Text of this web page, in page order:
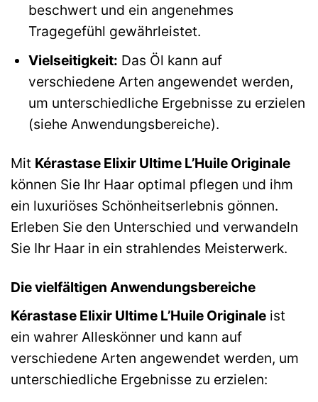
beschwert und ein angenehmes
Tragegefühl gewährleistet.
Vielseitigkeit: Das Öl kann auf
verschiedene Arten angewendet werden,
um unterschiedliche Ergebnisse zu erzielen
(siehe Anwendungsbereiche).
Mit Kérastase Elixir Ultime L’Huile Originale
können Sie Ihr Haar optimal pflegen und ihm
ein luxuriöses Schönheitserlebnis gönnen.
Erleben Sie den Unterschied und verwandeln
Sie Ihr Haar in ein strahlendes Meisterwerk.
Die vielfältigen Anwendungsbereiche
Kérastase Elixir Ultime L’Huile Originale ist
ein wahrer Alleskönner und kann auf
verschiedene Arten angewendet werden, um
unterschiedliche Ergebnisse zu erzielen: